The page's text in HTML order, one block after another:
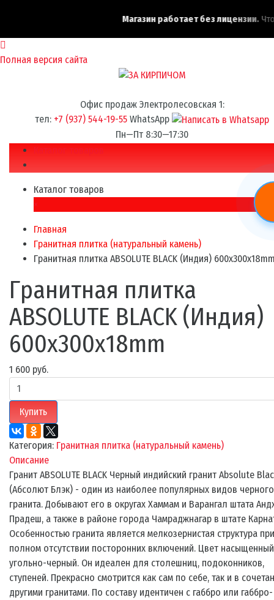
Магазин работает без лицензии.
Полная версия сайта
Офис продаж Электролесовская 1:
тел: +7 (937) 544-19-55 WhatsApp
Пн—Пт 8:30—17:30
Каталог товаров
Каталог товаров
×
Главная
Гранитная плитка (натуральный камень)
Гранитная плитка ABSOLUTE BLACK (Индия)
Гранитная плитка
ABSOLUTE BLACK (Индия)
600x300x18mm
1 600 руб.
Купить
Категория: Гранитная плитка (натуральный камень)
Описание
Гранит ABSOLUTE BLACK Черный индийский гранит Absolute
(Абсолют Блэк) - один из наиболее популярных видов черного
гранита. Добывают его в округах Хаммам и Варангал штата
Прадеш, а также в районе города Чамраджнагар в штате
Особенностью гранита является мелкозернистая структура при
полном отсутствии посторонних включений. Цвет
угольно-черный. Он идеален для столешниц, подоконников,
ступеней. Прекрасно смотрится как сам по себе, так и в
другими гранитами. По составу идентичен с габбро или габбро-